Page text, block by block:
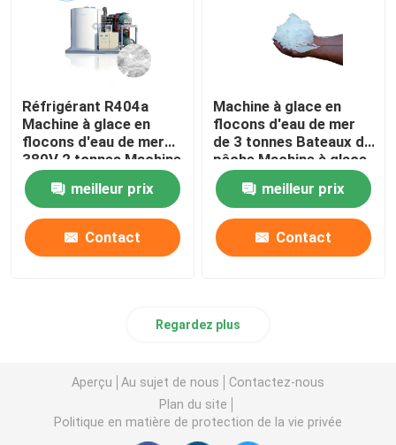
Réfrigérant R404a
Machine à glace en
flocons d'eau de mer
380V 2 tonnes Machine
à glace en flocons
meilleur prix
Contact
Machine à glace en
flocons d'eau de mer
de 3 tonnes Bateaux de
pêche Machine à glace
en flocons
Compresseur Bitzer
allemand
meilleur prix
Contact
Regardez plus
Aperçu Au sujet de nous
Contactez-nous
Plan du site
Politique en matière de protection de la vie privée